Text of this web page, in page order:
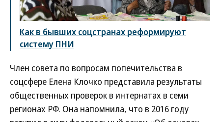
Как в бывших соцстранах реформируют
систему ПНИ
Член совета по вопросам попечительства в
соцсфере Елена Клочко представила результаты
общественных проверок в интернатах в семи
регионах РФ. Она напомнила, что в 2016 году